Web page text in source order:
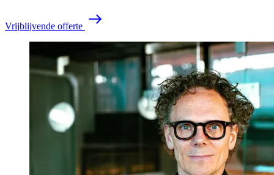
Vrijblijvende offerte